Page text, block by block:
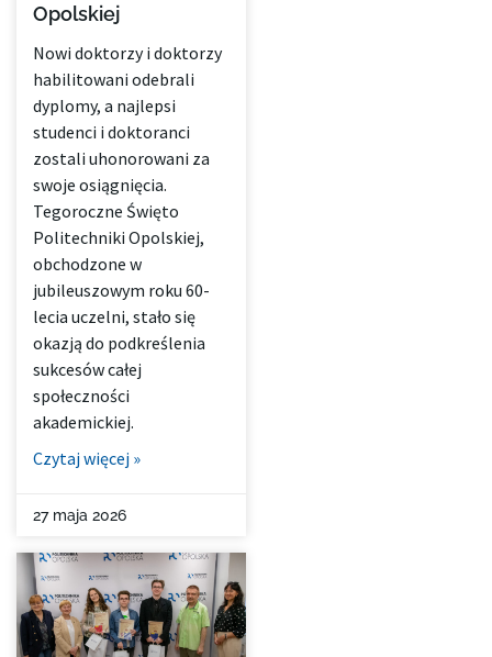
Opolskiej
Nowi doktorzy i doktorzy
habilitowani odebrali
dyplomy, a najlepsi
studenci i doktoranci
zostali uhonorowani za
swoje osiągnięcia.
Tegoroczne Święto
Politechniki Opolskiej,
obchodzone w
jubileuszowym roku 60-
lecia uczelni, stało się
okazją do podkreślenia
sukcesów całej
społeczności
akademickiej.
Czytaj więcej »
27 maja 2026